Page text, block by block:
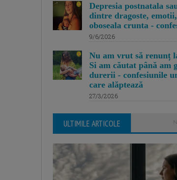
Depresia postnatala
dintre dragoste,
oboseala crunta -
9/6/2026
Nu am vrut să renunț
Si am căutat până am
durerii - confesiunile
care alăptează
27/3/2026
ULTIMILE ARTICOLE